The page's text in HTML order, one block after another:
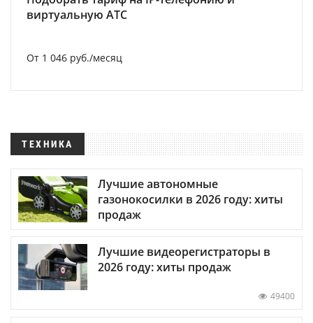
виртуальную АТС
От 1 046 руб./месяц
ТЕХНИКА
Лучшие автономные
газонокосилки в 2026 году: хиты
продаж
Лучшие видеорегистраторы в
2026 году: хиты продаж
49400